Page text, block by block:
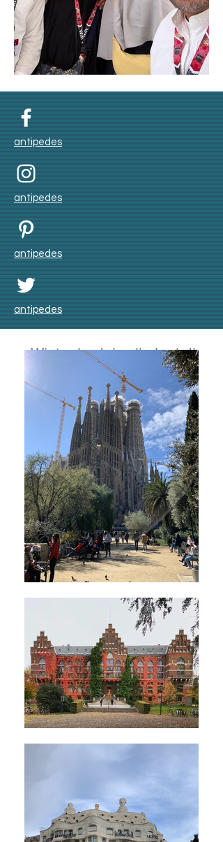
Winter badai salju lagi di
Skåne bulan Nov
antipedes
antipedes
antipedes
antipedes